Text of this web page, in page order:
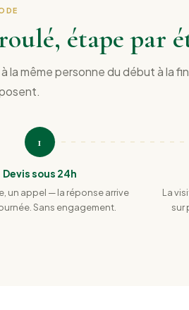
étape par
la même personne du début à la
1
Devis sous 24h
un appel — la réponse arrive
Sans engagement.
La
sur